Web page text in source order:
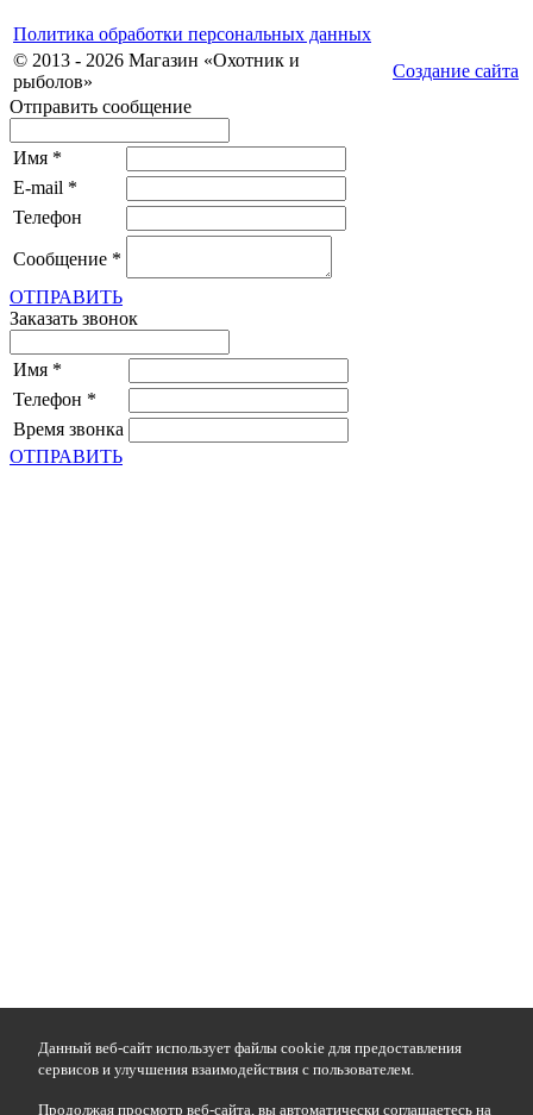
Политика обработки персональных данных
© 2013 - 2026 Магазин «Охотник и
рыболов»
Создание сайта
Отправить сообщение
Имя *
E-mail *
Телефон
Сообщение *
ОТПРАВИТЬ
Заказать звонок
Имя *
Телефон *
Время звонка
ОТПРАВИТЬ
Данный веб-сайт использует файлы cookie для предоставления
сервисов и улучшения взаимодействия с пользователем.
Продолжая просмотр веб-сайта, вы автоматически соглашаетесь на